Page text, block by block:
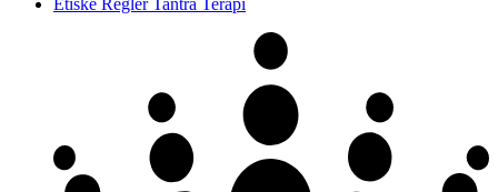
Etiske Regler Tantra Terapi